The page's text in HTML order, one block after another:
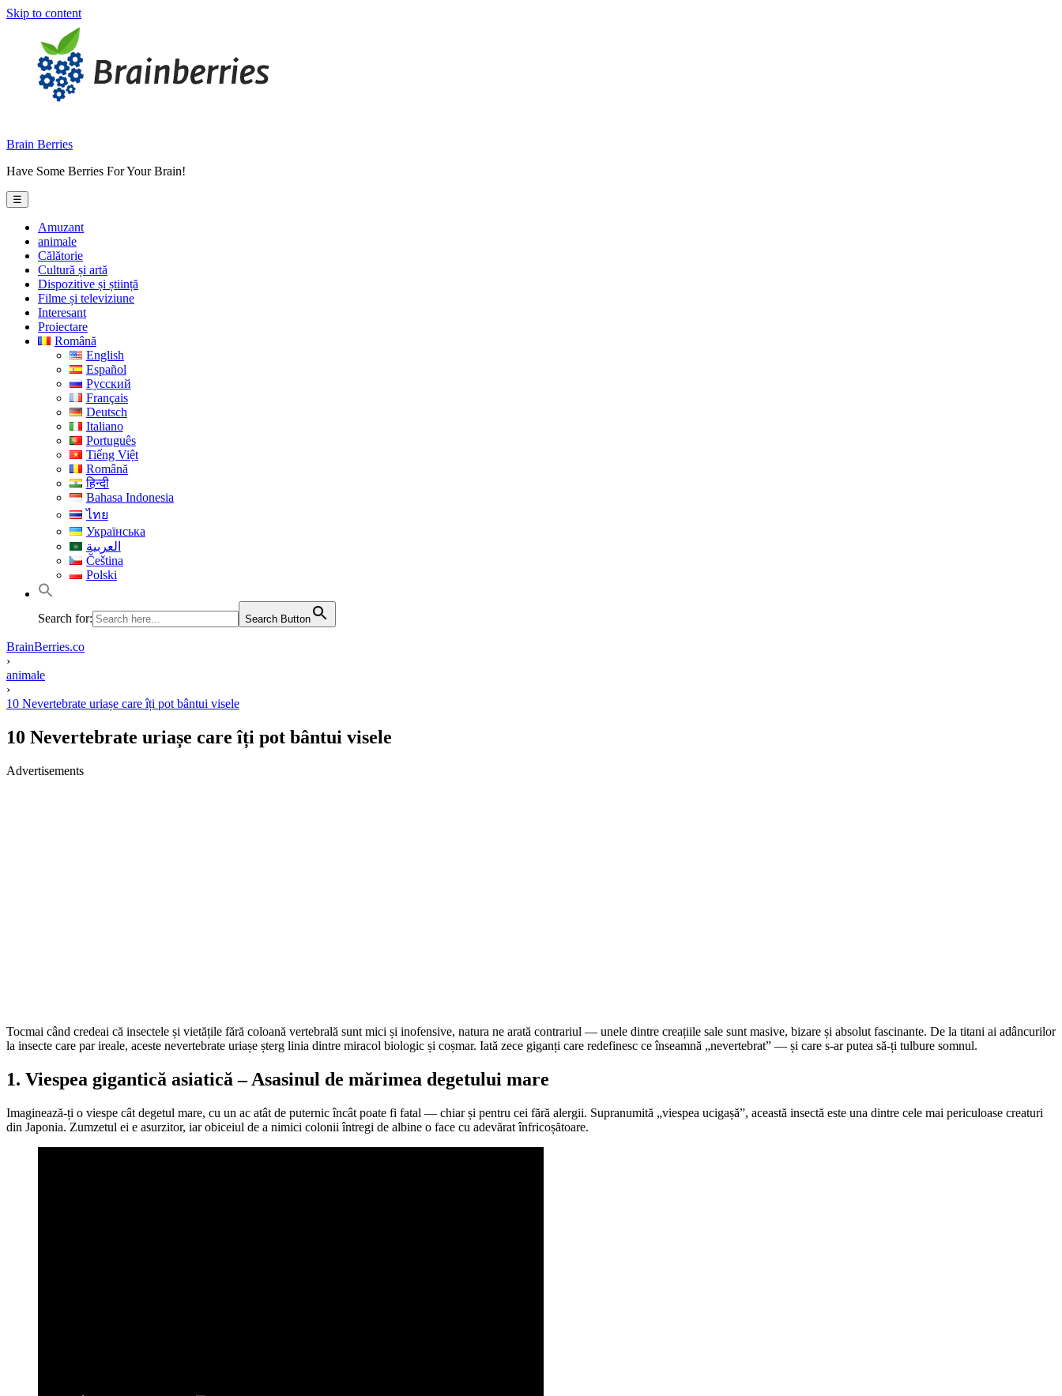
Skip to content
Brain Berries
Have Some Berries For Your Brain!
☰
Amuzant
animale
Călătorie
Cultură și artă
Dispozitive și știință
Filme și televiziune
Interesant
Proiectare
Română
English
Español
Русский
Français
Deutsch
Italiano
Português
Tiếng Việt
Română
हिन्दी
Bahasa Indonesia
ไทย
Українська
العربية
Čeština
Polski
Search for: Search Button
BrainBerries.co
›
animale
›
10 Nevertebrate uriașe care îți pot bântui visele
10 Nevertebrate uriașe care îți pot bântui visele
Advertisements
Tocmai când credeai că insectele și vietățile fără coloană vertebrală sunt mici și inofensive, natura ne arată contrariul — unele dintre creațiile sale sunt masive, bizare și absolut fascinante. De la titani ai adâncurilor
la insecte care par ireale, aceste nevertebrate uriașe șterg linia dintre miracol biologic și coșmar. Iată zece giganți care redefinesc ce înseamnă „nevertebrat” — și care s-ar putea să-ți tulbure somnul.
1. Viespea gigantică asiatică – Asasinul de mărimea degetului mare
Imaginează-ți o viespe cât degetul mare, cu un ac atât de puternic încât poate fi fatal — chiar și pentru cei fără alergii. Supranumită „viespea ucigașă”, această insectă este una dintre cele mai periculoase creaturi
din Japonia. Zumzetul ei e asurzitor, iar obiceiul de a nimici colonii întregi de albine o face cu adevărat înfricoșătoare.